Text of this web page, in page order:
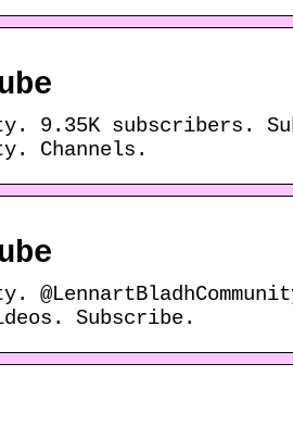
9.35K subscribers.
Channels.
Subscribe.